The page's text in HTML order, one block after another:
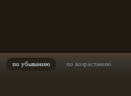
по убыванию по возрастанию